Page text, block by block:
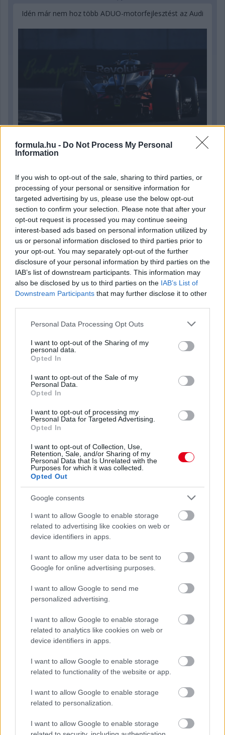
formula.hu - Do Not Process My Personal
Information
If you wish to opt-out of the sale, sharing to third parties, or
processing of your personal or sensitive information for
targeted advertising by us, please use the below opt-out
section to confirm your selection. Please note that after your
opt-out request is processed you may continue seeing
interest-based ads based on personal information utilized by
us or personal information disclosed to third parties prior to
your opt-out. You may separately opt-out of the further
disclosure of your personal information by third parties on the
IAB’s list of downstream participants. This information may
also be disclosed by us to third parties on the IAB’s List of
Downstream Participants that may further disclose it to other
Please note that this website/app uses one or more Google
not limited to your visit or usage behaviour. You may click to
grant or deny consent to Google and its third-party tags to
use your data for below specified purposes in below Google
consent section.
Personal Data Processing Opt Outs
I want to opt-out of the Sharing of my
personal data.
Opted In
I want to opt-out of the Sale of my
Personal Data.
Opted In
I want to opt-out of processing my
Personal Data for Targeted Advertising.
Opted In
I want to opt-out of Collection, Use,
Retention, Sale, and/or Sharing of my
Personal Data that Is Unrelated with the
Purposes for which it was collected.
Opted Out
Google consents
I want to allow Google to enable storage
related to advertising like cookies on web or
device identifiers in apps.
I want to allow my user data to be sent to
Google for online advertising purposes.
I want to allow Google to send me
personalized advertising.
I want to allow Google to enable storage
related to analytics like cookies on web or
device identifiers in apps.
I want to allow Google to enable storage
related to functionality of the website or app.
I want to allow Google to enable storage
related to personalization.
I want to allow Google to enable storage
Idén már nem hoz több ADUO-motorfejlesztést az Audi
4 napja
Vezető helyről bukott hatalmasat Ogier a Finn Ralin –
videó
Molnár Martin második lett Silverstone-ban, a
Steiner már csak öt százalék esélyt ad Russell vb-címére